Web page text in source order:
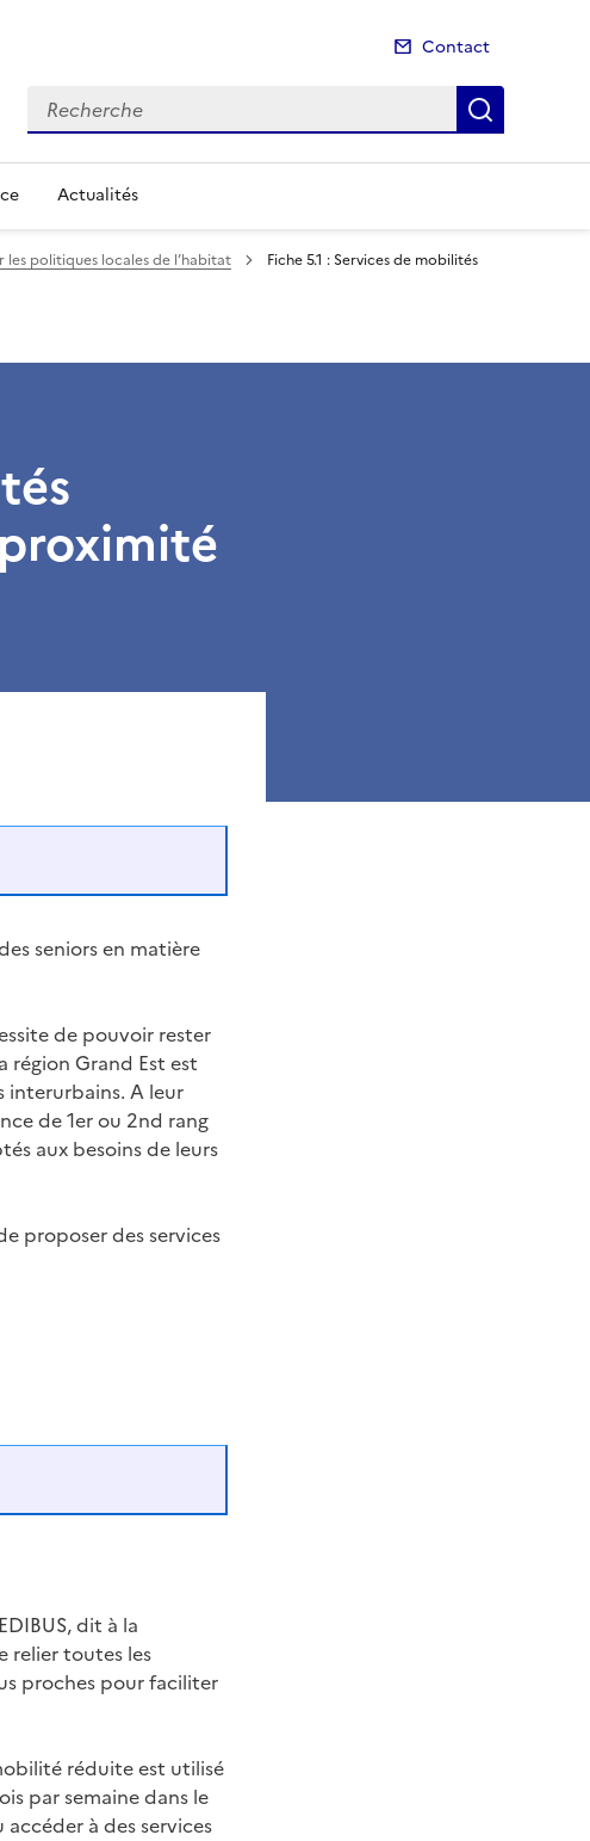
Contact
Recherche
Actualités
les politiques locales de l’habitat
Fiche 5.1 : Services de mobilités
seniors en matière
de pouvoir rester
région Grand Est est
interurbains. A leur
de 1er ou 2nd rang
aux besoins de leurs
proposer des services
dit à la
relier toutes les
proches pour faciliter
réduite est utilisé
par semaine dans le
à des services